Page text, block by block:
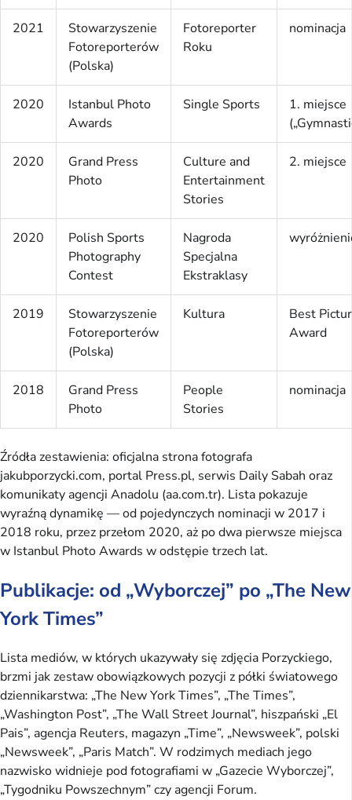
2021
Stowarzyszenie
Fotoreporterów
(Polska)
Fotoreporter
Roku
nominacja
2020
Istanbul Photo
Awards
Single Sports
1. miejsce
2020
Grand Press
Photo
Culture and
Entertainment
Stories
2. miejsce
2020
Polish Sports
Photography
Contest
Nagroda
Specjalna
Ekstraklasy
2019
Stowarzyszenie
Fotoreporterów
(Polska)
Kultura
Best
Award
2018
Grand Press
Photo
People
Stories
nominacja
Źródła zestawienia: oficjalna strona fotografa
jakubporzycki.com, portal Press.pl, serwis Daily Sabah oraz
komunikaty agencji Anadolu (aa.com.tr). Lista pokazuje
wyraźną dynamikę — od pojedynczych nominacji w 2017 i
2018 roku, przez przełom 2020, aż po dwa pierwsze miejsca
w Istanbul Photo Awards w odstępie trzech lat.
Publikacje: od „Wyborczej” po „The New
York Times”
Lista mediów, w których ukazywały się zdjęcia Porzyckiego,
brzmi jak zestaw obowiązkowych pozycji z półki światowego
dziennikarstwa: „The New York Times”, „The Times”,
„Washington Post”, „The Wall Street Journal”, hiszpański „El
Pais”, agencja Reuters, magazyn „Time”, „Newsweek”, polski
„Newsweek”, „Paris Match”. W rodzimych mediach jego
nazwisko widnieje pod fotografiami w „Gazecie Wyborczej”,
„Tygodniku Powszechnym” czy agencji Forum.